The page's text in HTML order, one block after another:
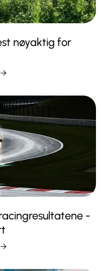
nøyaktig for

-
